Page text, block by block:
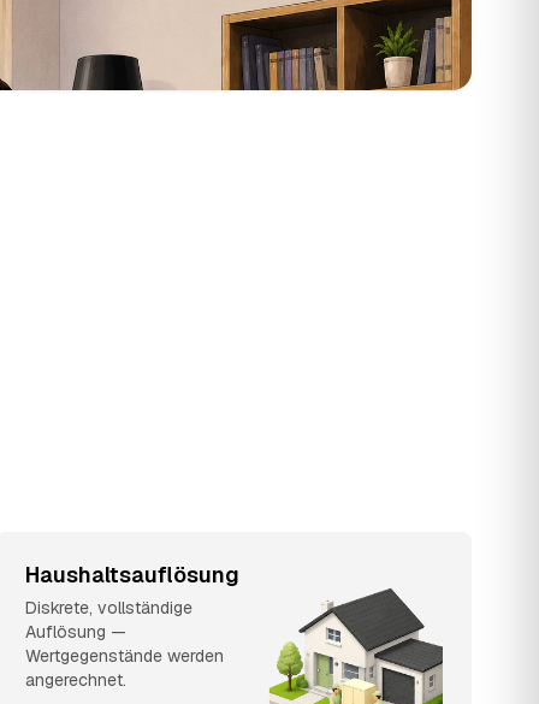
Haushaltsauflösung
Diskrete, vollständige
Auflösung —
Wertgegenstände werden
angerechnet.